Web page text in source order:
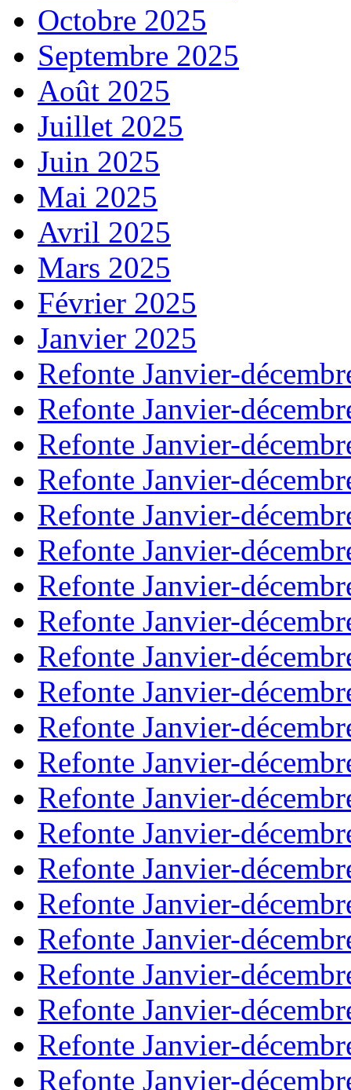
Octobre 2025
Septembre 2025
Août 2025
Juillet 2025
Juin 2025
Mai 2025
Avril 2025
Mars 2025
Février 2025
Janvier 2025
Refonte Janvier-
Refonte Janvier-
Refonte Janvier-
Refonte Janvier-
Refonte Janvier-
Refonte Janvier-
Refonte Janvier-
Refonte Janvier-
Refonte Janvier-
Refonte Janvier-
Refonte Janvier-
Refonte Janvier-
Refonte Janvier-
Refonte Janvier-
Refonte Janvier-
Refonte Janvier-
Refonte Janvier-
Refonte Janvier-
Refonte Janvier-
Refonte Janvier-
Refonte Janvier-